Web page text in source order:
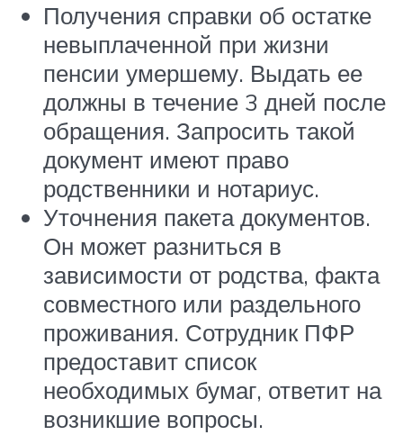
Получения справки об остатке
невыплаченной при жизни
пенсии умершему. Выдать ее
должны в течение 3 дней после
обращения. Запросить такой
документ имеют право
родственники и нотариус.
Уточнения пакета документов.
Он может разниться в
зависимости от родства, факта
совместного или раздельного
проживания. Сотрудник ПФР
предоставит список
необходимых бумаг, ответит на
возникшие вопросы.